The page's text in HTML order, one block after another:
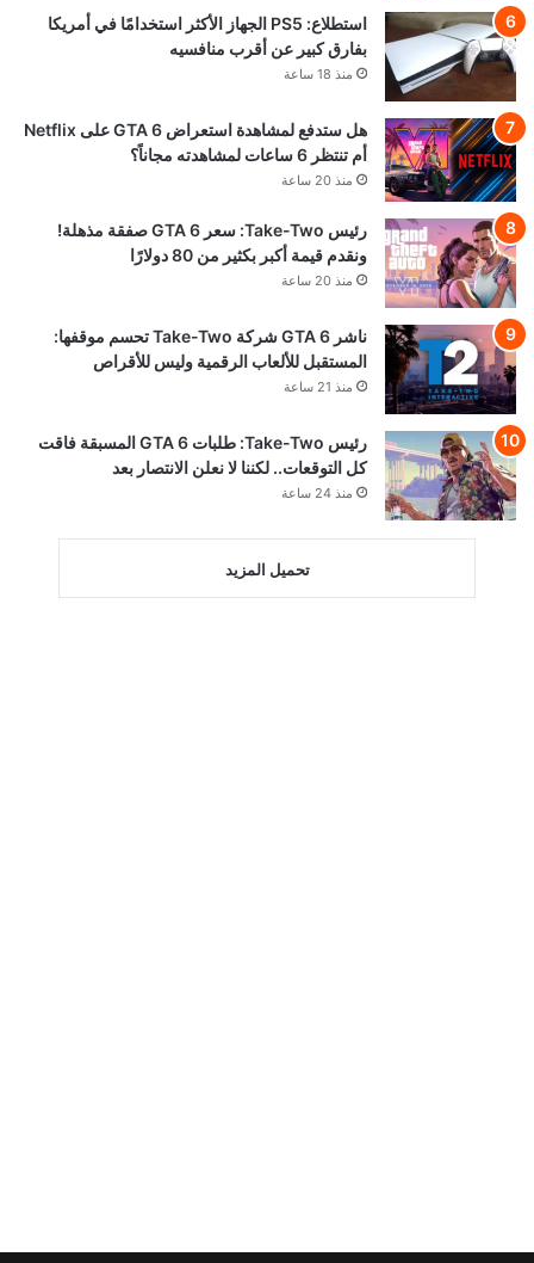
استطلاع: PS5 الجهاز الأكثر استخدامًا في أمريكا
بفارق كبير عن أقرب منافسيه
منذ 18 ساعة
هل ستدفع لمشاهدة استعراض GTA 6 على Netflix
أم تنتظر 6 ساعات لمشاهدته مجاناً؟
منذ 20 ساعة
رئيس Take-Two: سعر GTA 6 صفقة مذهلة!
ونقدم قيمة أكبر بكثير من 80 دولارًا
منذ 20 ساعة
ناشر GTA 6 شركة Take-Two تحسم موقفها:
المستقبل للألعاب الرقمية وليس للأقراص
منذ 21 ساعة
رئيس Take-Two: طلبات GTA 6 المسبقة فاقت
كل التوقعات.. لكننا لا نعلن الانتصار بعد
منذ 24 ساعة
تحميل المزيد